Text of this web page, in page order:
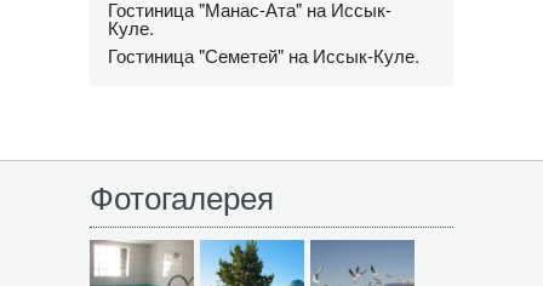
Гостиница "Манас-Ата" на Иссык-
Куле.
Гостиница "Семетей" на Иссык-Куле.
Фотогалерея